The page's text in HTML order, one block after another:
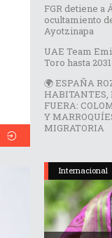
FGR detiene a
ocultamiento
Ayotzinapa
UAE Team
Toro hasta 2031
🌍 ESPAÑA
HABITANTES,
FUERA:
Y
MIGRATORIA
Internacional